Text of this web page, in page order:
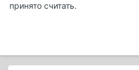
принято считать.